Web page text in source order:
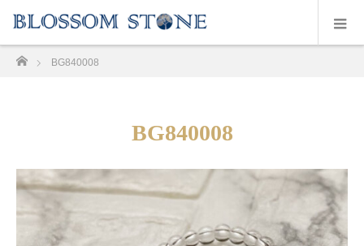
ホーム
BG840008
BG840008